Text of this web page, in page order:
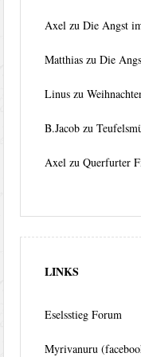
Axel zuDie Angst
Matthias zuDie
Linus zu
B.Jacob zu
Axel zuQuerfurter
LINKS
Eselsstieg Forum
Myrivanuru